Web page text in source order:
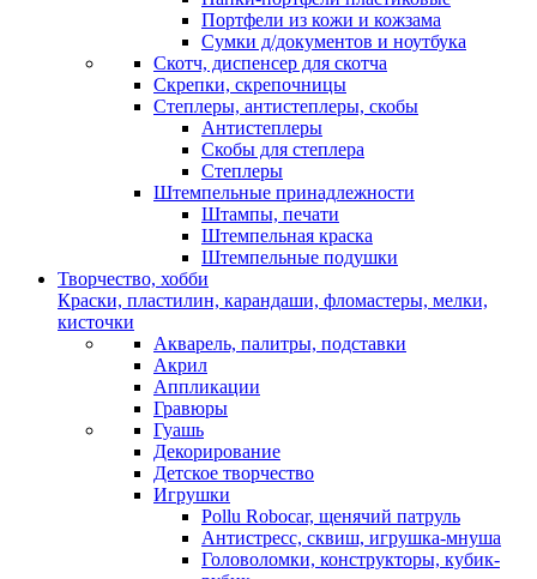
Портфели из кожи и кожзама
Сумки д/документов и ноутбука
Скотч, диспенсер для скотча
Скрепки, скрепочницы
Степлеры, антистеплеры, скобы
Антистеплеры
Скобы для степлера
Степлеры
Штемпельные принадлежности
Штампы, печати
Штемпельная краска
Штемпельные подушки
Творчество, хобби
Краски, пластилин, карандаши, фломастеры, мелки,
кисточки
Акварель, палитры, подставки
Акрил
Аппликации
Гравюры
Гуашь
Декорирование
Детское творчество
Игрушки
Pollu Robocar, щенячий патруль
Антистресс, сквиш, игрушка-мнуша
Головоломки, конструкторы, кубик-